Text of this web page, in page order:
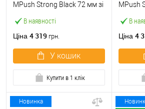
В наявності
МPush Strong Black 72 мм зі
Ціна 4 319 грн.
У кошик
Купити в 1 клік
В
МPush
Ціна 4
Новинка